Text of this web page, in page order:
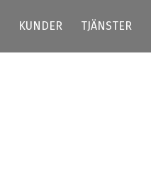
KUNDER TJÄNSTER